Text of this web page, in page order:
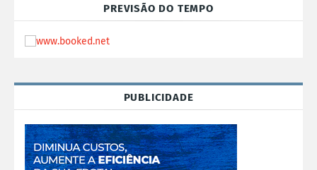
PREVISÃO DO TEMPO
PUBLICIDADE